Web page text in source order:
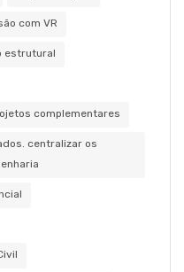
com VR
estrutural
complementares
centralizar os